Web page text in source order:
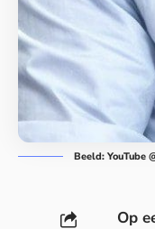
Beeld: YouTube
Op